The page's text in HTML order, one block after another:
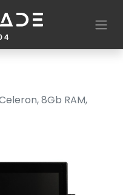
8Gb RAM,